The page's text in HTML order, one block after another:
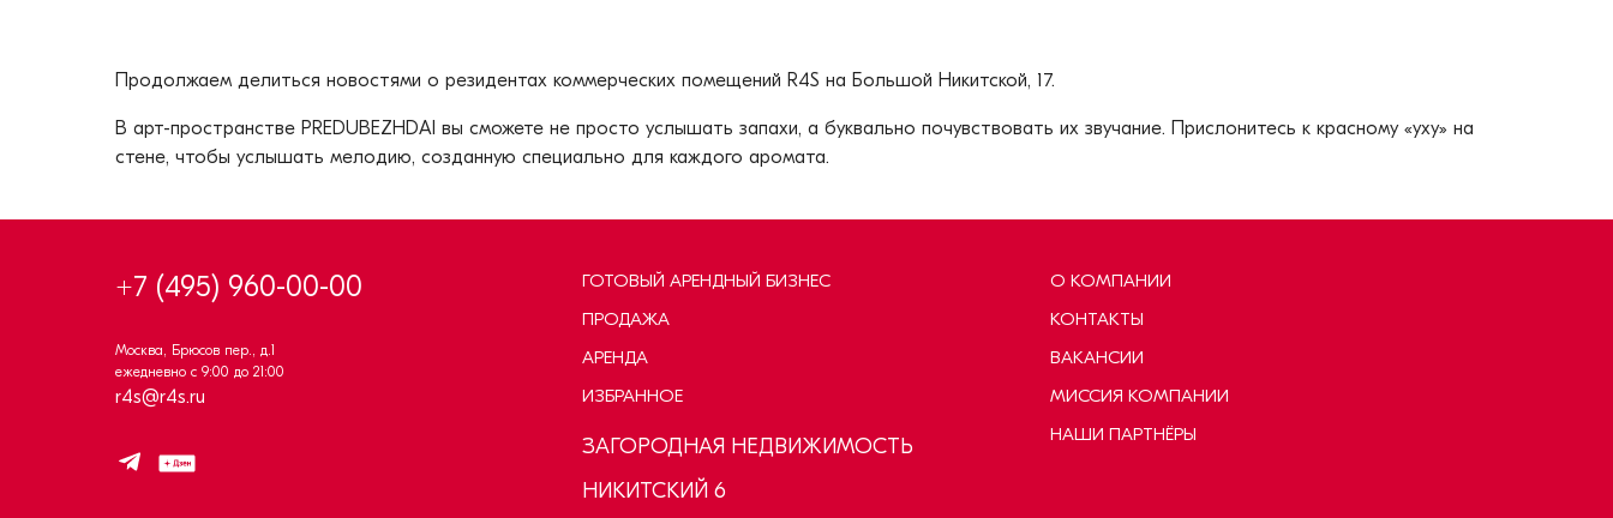
Продолжаем делиться новостями о резидентах коммерческих помещений R4S на Большой Никитской, 17.
В арт-пространстве PREDUBEZHDAI вы сможете не просто услышать запахи, а буквально почувствовать их звучание. Прислонитесь к красному «уху» на
стене, чтобы услышать мелодию, созданную специально для каждого аромата.
+7 (495) 960-00-00
Москва, Брюсов пер., д.1
ежедневно с 9:00 до 21:00
r4s@r4s.ru
ГОТОВЫЙ АРЕНДНЫЙ БИЗНЕС
ПРОДАЖА
АРЕНДА
ИЗБРАННОЕ
ЗАГОРОДНАЯ НЕДВИЖИМОСТЬ
НИКИТСКИЙ 6
О КОМПАНИИ
КОНТАКТЫ
ВАКАНСИИ
МИССИЯ КОМПАНИИ
НАШИ ПАРТНЁРЫ